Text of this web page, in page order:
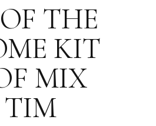
THE
KIT
MIX
TIM